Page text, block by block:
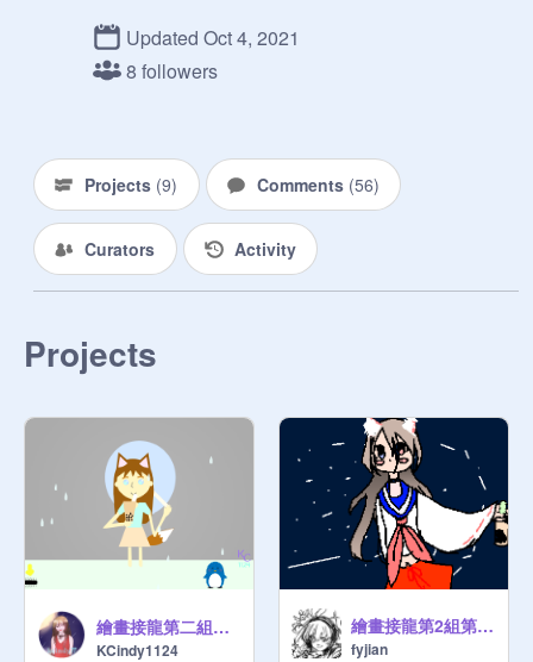
Updated Oct 4, 2021
8 followers
Projects (9) Comments (56)
Curators Activity
Projects
繪畫接龍第二組第11棒
KCindy1124
繪畫接龍第2組第5棒
fyjian